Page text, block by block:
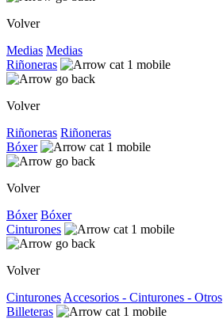
Volver
Medias Medias
Riñoneras
Volver
Riñoneras Riñoneras
Bóxer
Volver
Bóxer Bóxer
Cinturones
Volver
Cinturones Accesorios - Cinturones - Otros
Billeteras